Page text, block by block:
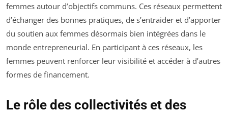
femmes autour d’objectifs communs. Ces réseaux permettent
d’échanger des bonnes pratiques, de s’entraider et d’apporter
du soutien aux femmes désormais bien intégrées dans le
monde entrepreneurial. En participant à ces réseaux, les
femmes peuvent renforcer leur visibilité et accéder à d’autres
formes de financement.
Le rôle des collectivités et des